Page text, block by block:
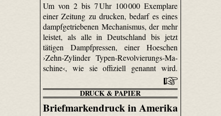
Um von 2 bis 7 Uhr 100 000 Exemplare
einer Zeitung zu drucken, bedarf es eines
dampfgetriebenen Mechanismus, der mehr
leistet, als alle in Deutschland bis jetzt
tätigen Dampfpressen, einer Hoeschen
›Zehn-Zy­linder Typen-Re­vol­vie­rungs-Ma­
schi­ne‹, wie sie offiziell genannt wird.
DRUCK & PAPIER
Briefmarkendruck in Amerika